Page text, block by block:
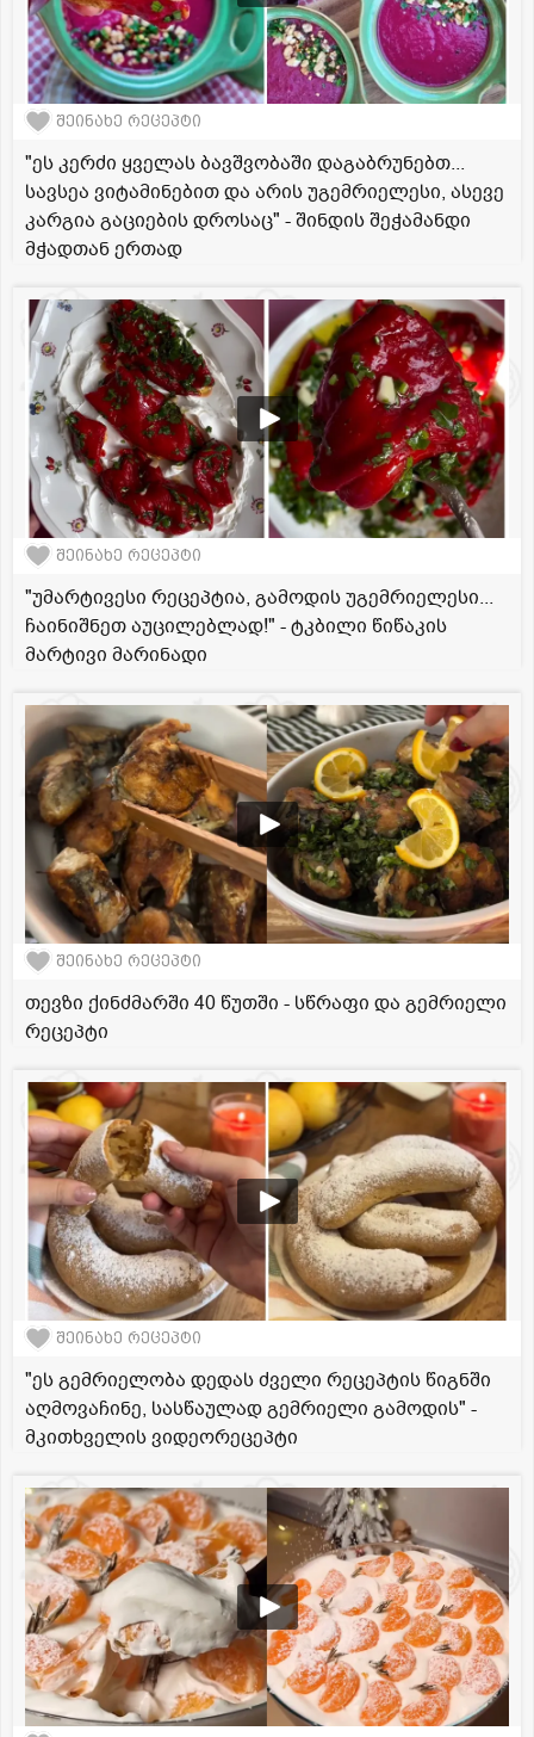
შეინახე რეცეპტი
"ეს კერძი ყველას ბავშვობაში დაგაბრუნებთ...
სავსეა ვიტამინებით და არის უგემრიელესი, ასევე
კარგია გაციების დროსაც" - შინდის შეჭამანდი
მჭადთან ერთად
შეინახე რეცეპტი
"უმარტივესი რეცეპტია, გამოდის უგემრიელესი...
ჩაინიშნეთ აუცილებლად!" - ტკბილი წიწაკის
მარტივი მარინადი
შეინახე რეცეპტი
თევზი ქინძმარში 40 წუთში - სწრაფი და გემრიელი
რეცეპტი
შეინახე რეცეპტი
"ეს გემრიელობა დედას ძველი რეცეპტის წიგნში
აღმოვაჩინე, სასწაულად გემრიელი გამოდის" -
მკითხველის ვიდეორეცეპტი